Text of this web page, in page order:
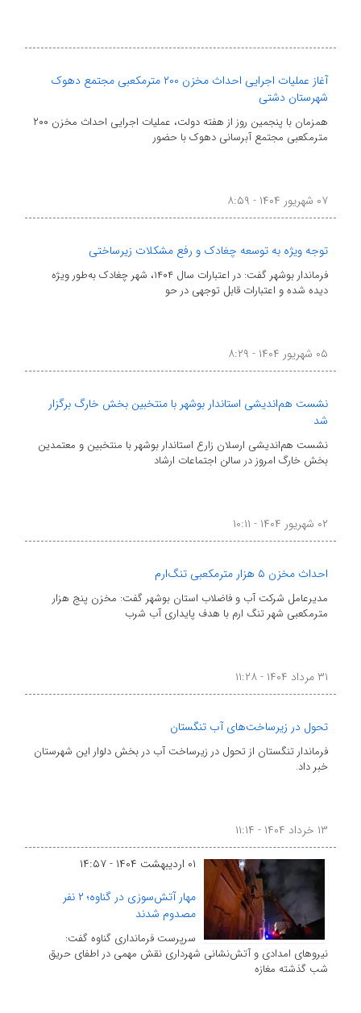
آغاز عملیات اجرایی احداث مخزن ۲۰۰ مترمکعبی مجتمع دهوک
شهرستان دشتی
همزمان با پنجمین روز از هفته دولت، عملیات اجرایی احداث مخزن ۲۰۰
مترمکعبی مجتمع آبرسانی دهوک با حضور
۰۷ شهریور ۱۴۰۴ - ۸:۵۹
توجه ویژه به توسعه چغادک و رفع مشکلات زیرساختی
فرماندار بوشهر گفت: در اعتبارات سال ۱۴۰۴، شهر چغادک به‌طور ویژه
دیده شده و اعتبارات قابل توجهی در حو
۰۵ شهریور ۱۴۰۴ - ۸:۲۹
نشست هم‌اندیشی استاندار بوشهر با منتخبین بخش خارگ برگزار
شد
نشست هم‌اندیشی ارسلان زارع استاندار بوشهر با منتخبین و معتمدین
بخش خارگ امروز در سالن اجتماعات ارشاد
۰۲ شهریور ۱۴۰۴ - ۱۰:۱۱
احداث مخزن ۵ هزار مترمکعبی تنگ‌ارم
مدیرعامل شرکت آب و فاضلاب استان بوشهر گفت: مخزن پنج هزار
مترمکعبی شهر تنگ ارم با هدف پایداری آب شرب
۳۱ مرداد ۱۴۰۴ - ۱۱:۲۸
تحول در زیرساخت‌های آب تنگستان
فرماندار تنگستان از تحول در زیرساخت آب در بخش دلوار این شهرستان
خبر داد.
۱۳ خرداد ۱۴۰۴ - ۱۱:۱۴
۰۱ اردیبهشت ۱۴۰۴ - ۱۴:۵۷
مهار آتش‌سوزی در گناوه؛ ۲ نفر
مصدوم شدند
سرپرست فرمانداری گناوه گفت:
نیروهای امدادی و آتش‌نشانی شهرداری نقش مهمی در اطفای حریق
شب گذشته مغازه